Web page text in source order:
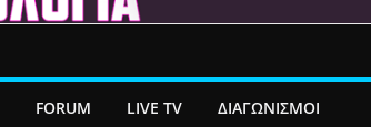
FORUM LIVE TV ΔΙΑΓΩΝΙΣΜΟΙ